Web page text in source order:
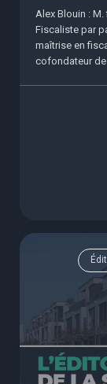
Alex Blouin :
Fiscaliste par
maîtrise en
cofondateur